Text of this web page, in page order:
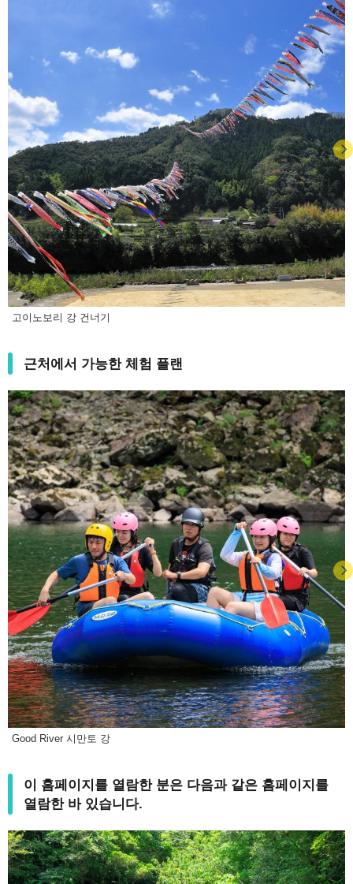
고이노보리 강 건너기
근처에서 가능한 체험 플랜
Good River 시만토 강
이 홈페이지를 열람한 분은 다음과 같은 홈페이지를
열람한 바 있습니다.